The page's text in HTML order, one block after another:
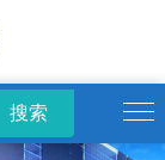
ENGLISH